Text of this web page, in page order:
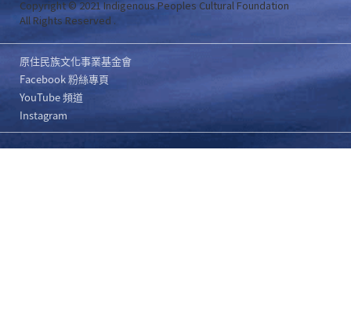
Copyright © 2021 Indigenous Peoples Cultural Foundation
All Rights Reserved .
原住民族文化事業基金會
Facebook 粉絲專頁
YouTube 頻道
Instagram